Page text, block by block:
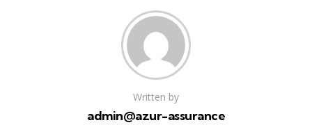
Written by
admin@azur-assurance